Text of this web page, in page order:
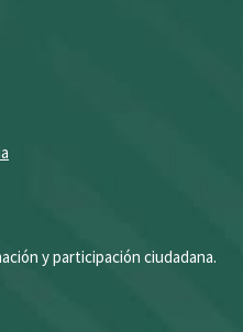
y participación ciudadana.